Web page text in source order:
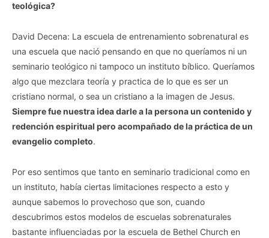
teológica?
David Decena: La escuela de entrenamiento sobrenatural es
una escuela que nació pensando en que no queríamos ni un
seminario teológico ni tampoco un instituto bíblico. Queríamos
algo que mezclara teoría y practica de lo que es ser un
cristiano normal, o sea un cristiano a la imagen de Jesus.
Siempre fue nuestra idea darle a la persona un contenido y
redención espiritual pero acompañado de la práctica de un
evangelio completo.
Por eso sentimos que tanto en seminario tradicional como en
un instituto, había ciertas limitaciones respecto a esto y
aunque sabemos lo provechoso que son, cuando
descubrimos estos modelos de escuelas sobrenaturales
bastante influenciadas por la escuela de Bethel Church en